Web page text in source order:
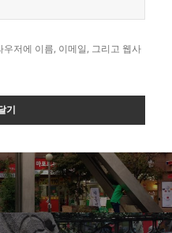
저에 이름, 이메일, 그리고 웹사